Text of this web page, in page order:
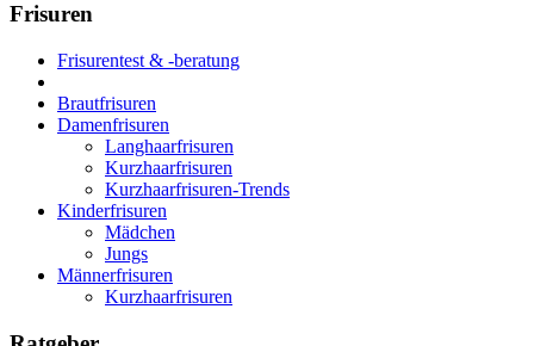
Frisuren
Frisurentest & -beratung
Brautfrisuren
Damenfrisuren
Langhaarfrisuren
Kurzhaarfrisuren
Kurzhaarfrisuren-Trends
Kinderfrisuren
Mädchen
Jungs
Männerfrisuren
Kurzhaarfrisuren